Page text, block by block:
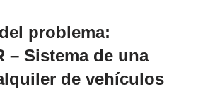
problema:
– Sistema de una
de vehículos